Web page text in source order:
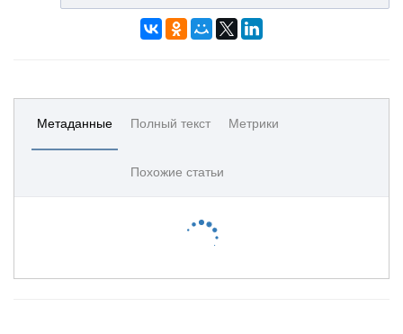
Метаданные Полный текст Метрики
Похожие статьи